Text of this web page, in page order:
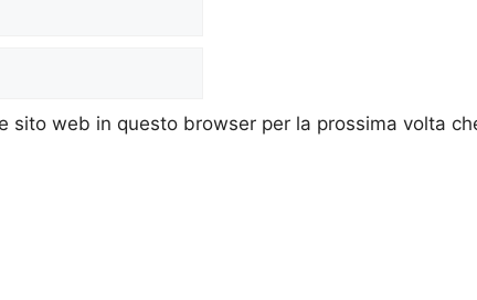
sito web in questo browser per la prossima volta